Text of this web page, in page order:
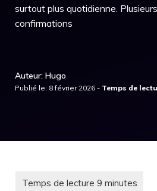
surtout plus quotidienne.
confirmations
Auteur: Hugo
Publié le: 8 février 2026 -